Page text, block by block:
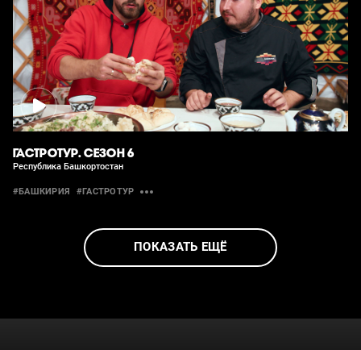
ГАСТРОТУР. СЕЗОН 6
Республика Башкортостан
#БАШКИРИЯ #ГАСТРОТУР
ПОКАЗАТЬ ЕЩЁ